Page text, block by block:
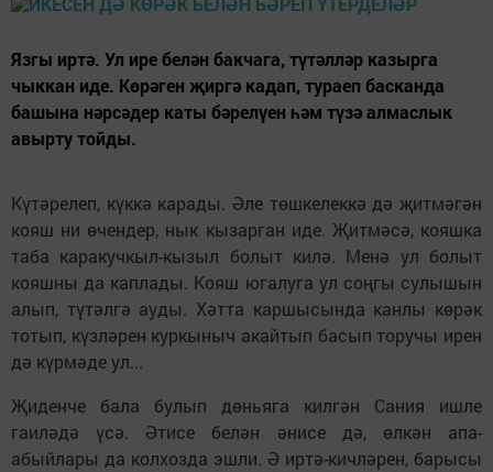
Язгы иртә. Ул ире белән бакчага, түтәлләр казырга
чыккан иде. Көрәген җиргә кадап, тураеп басканда
башына нәрсәдер каты бәрелүен һәм түзә алмаслык
авырту тойды.
Күтәрелеп, күккә карады. Әле төшкелеккә дә җитмәгән
кояш ни өчендер, нык кызарган иде. Җитмәсә, кояшка
таба каракучкыл-кызыл болыт килә. Менә ул болыт
кояшны да каплады. Кояш югалуга ул соңгы сулышын
алып, түтәлгә ауды. Хәтта каршысында канлы көрәк
тотып, күзләрен куркыныч акайтып басып торучы ирен
дә күрмәде ул...
Җиденче бала булып дөньяга килгән Сания ишле
гаиләдә үсә. Әтисе белән әнисе дә, өлкән апа-
абыйлары да колхозда эшли. Ә иртә-кичләрен, барысы